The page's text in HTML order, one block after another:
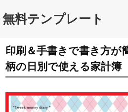
無料テンプレート
印刷＆手書きで書き方が
柄の日別で使える家計簿